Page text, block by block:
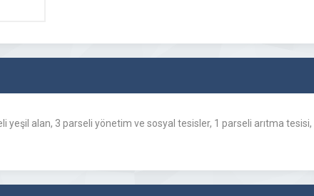
alan, 3 parseli yönetim ve sosyal tesisler, 1 parseli arıtma tesisi,